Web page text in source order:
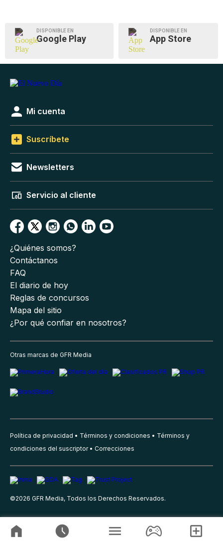
DISPONIBLE EN
Google Play
DISPONIBLE EN
App Store
Mi cuenta
Suscríbete
Newsletters
Servicio al cliente
¿Quiénes somos?
Contáctanos
FAQ
El diario de hoy
Reglas de concursos
Mapa del sitio
¿Por qué confiar en nosotros?
Otras marcas de GFR Media
Política de privacidad Términos y condiciones
Términos y
condiciones del suscriptor
Correcciones
©2026 GFR Media, Todos los Derechos Reservados.